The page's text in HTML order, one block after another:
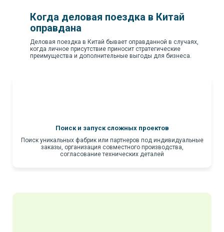
Когда деловая поездка в Китай
оправдана
Деловая поездка в Китай бывает оправданной в случаях,
когда личное присутствие приносит стратегические
преимущества и дополнительные выгоды для бизнеса.
Поиск и запуск сложных проектов
Поиск уникальных фабрик или партнеров под индивидуальные
заказы, организация совместного производства,
согласование технических деталей